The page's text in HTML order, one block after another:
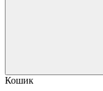
Кошик